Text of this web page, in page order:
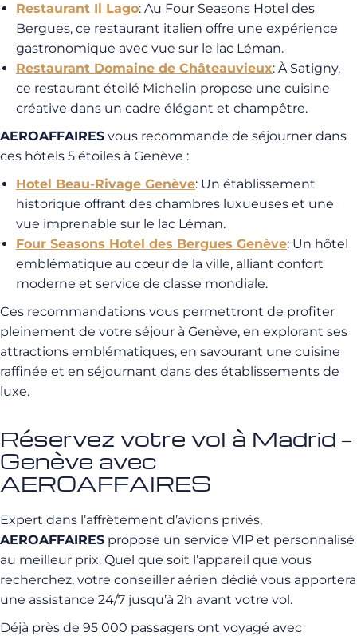
Restaurant Il Lago: Au Four Seasons Hotel des
Bergues, ce restaurant italien offre une expérience
gastronomique avec vue sur le lac Léman.
Restaurant Domaine de Châteauvieux: À Satigny,
ce restaurant étoilé Michelin propose une cuisine
créative dans un cadre élégant et champêtre.
AEROAFFAIRES vous recommande de séjourner dans
ces hôtels 5 étoiles à Genève :
Hotel Beau-Rivage Genève: Un établissement
historique offrant des chambres luxueuses et une
vue imprenable sur le lac Léman.
Four Seasons Hotel des Bergues Genève: Un hôtel
emblématique au cœur de la ville, alliant confort
moderne et service de classe mondiale.
Ces recommandations vous permettront de profiter
pleinement de votre séjour à Genève, en explorant ses
attractions emblématiques, en savourant une cuisine
raffinée et en séjournant dans des établissements de
luxe.
Réservez votre vol à Madrid –
Genève avec
AEROAFFAIRES
Expert dans l’affrètement d’avions privés,
AEROAFFAIRES propose un service VIP et personnalisé
au meilleur prix. Quel que soit l’appareil que vous
recherchez, votre conseiller aérien dédié vous apportera
une assistance 24/7 jusqu’à 2h avant votre vol.
Déjà près de 95 000 passagers ont voyagé avec